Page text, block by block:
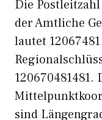
Die
der Amtliche
lautet
sind